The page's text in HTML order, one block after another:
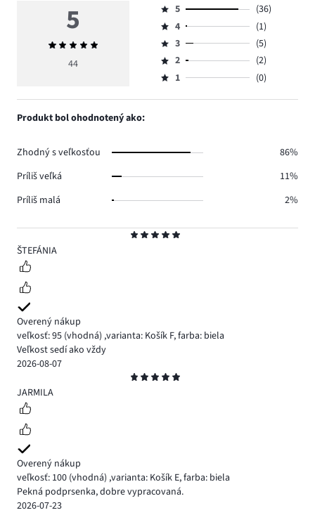
5
ŠTEFÁNIA
Overený nákup
veľkosť: 95 (vhodná) ,varianta: Košík F,farba: biela
Veľkost sedí ako vždy
2026-08-07
5
JARMILA
Overený nákup
veľkosť: 100 (vhodná) ,varianta: Košík E,farba: biela
Pekná podprsenka, dobre vypracovaná.
2026-07-23
5
Priemerné
hodnotenie
44
Hodnotenie
5,
počet
hlasov
36.
5
(36)
Hodnotenie
4,
počet
hlasov
4
(1)
Hodnotenie
3,
počet
3
(5)
Hodnotenie
2,
2
(2)
Hodnotenie
1,
1 (0)
Produkt bol ohodnotený ako:
Zhodný s veľkosťou
86%
Príliš veľká
11%
Príliš malá
2%